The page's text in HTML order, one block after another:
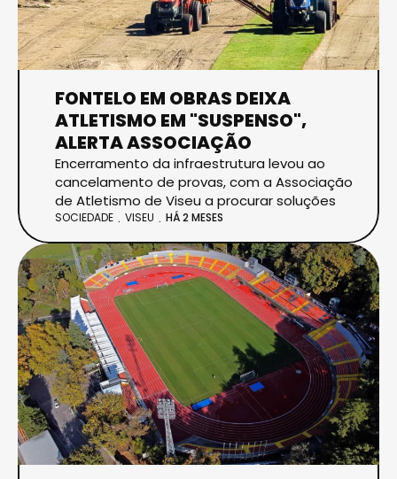
FONTELO EM OBRAS DEIXA
ATLETISMO EM "SUSPENSO",
ALERTA ASSOCIAÇÃO
Encerramento da infraestrutura levou ao
cancelamento de provas, com a Associação
de Atletismo de Viseu a procurar soluções
SOCIEDADE VISEU HÁ 2 MESES